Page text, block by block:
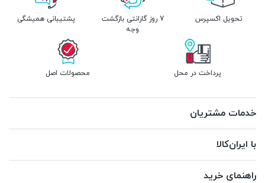
تحویل اکسپرس
7 روز گارانتی بازگشت
وجه
پشتیبانی همیشگی
پرداخت در محل محصولات اصل
خدمات مشتریان
با ایران‌کالا
راهنمای خرید